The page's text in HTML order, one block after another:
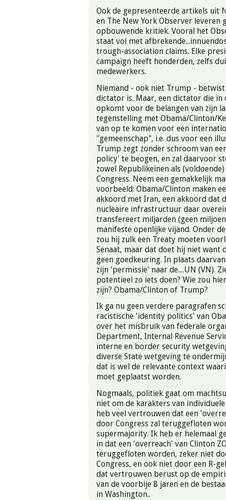
Ook de gepresenteerde artikels uit
en The New York Observer leveren
opbouwende kritiek. Vooral het
staat vol met
trough-association claims. Elke
campaign heeft honderden, zelfs
medewerkers.
Niemand - ook niet Trump -
dictator is. Maar, een dictator die in
opkomt voor de belangen van zijn
tegenstelling met Obama/Clinton/
van op te komen voor een
"gemeenschap", i.e. dus voor een
Trump zegt zonder schroom van
policy' te beogen, en zal daarvoor
zowel Republikeinen als
Congress. Neem een gemakkelijk
voorbeeld: Obama/Clinton maken
akkoord met Iran, een akkoord dat
nucleaire infrastructuur daar
transfereert miljarden (geen
manifeste openlijke vijand. Onder
zou hij zulk een Treaty moeten
Senaat, maar dat doet hij niet want
geen goedkeuring. In plaats
zijn 'permissie' naar de....UN (VN).
potentieel zo iets doen? Wie zou
zijn? Obama/Clinton of Trump?
Ik ga nu geen verdere paragrafen
racistische 'identity politics' van
over het misbruik van federale
Department, Internal Revenue
interne en border security
diverse State wetgeving te
dat is wel de relevante context
moet geplaatst worden.
Nogmaals, politiek gaat om
niet om de karakters van
heb veel vertrouwen dat een
door Congress zal teruggefloten
supermajority. Ik heb er helemaal
in dat een 'overreach' van Clinton
teruggefloten worden, zeker niet
Congress, en ook niet door een R-
dat vertrouwen berust op de
van de voorbije 8 jaren en de
in Washington..